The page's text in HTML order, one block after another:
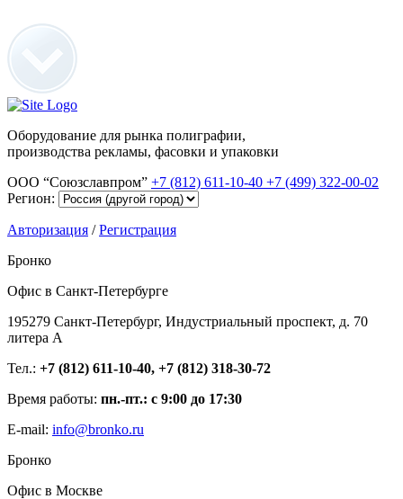
Оборудование для рынка полиграфии,
производства рекламы, фасовки и упаковки
ООО “Союзславпром” +7 (812) 611-10-40 +7 (499) 322-00-02
Регион:
Авторизация /Регистрация
Бронко
Офис в Санкт-Петербурге
195279 Санкт-Петербург, Индустриальный проспект, д. 70
литера А
Тел.: +7 (812) 611-10-40, +7 (812) 318-30-72
Время работы: пн.-пт.: с 9:00 до 17:30
E-mail: info@bronko.ru
Бронко
Офис в Москве